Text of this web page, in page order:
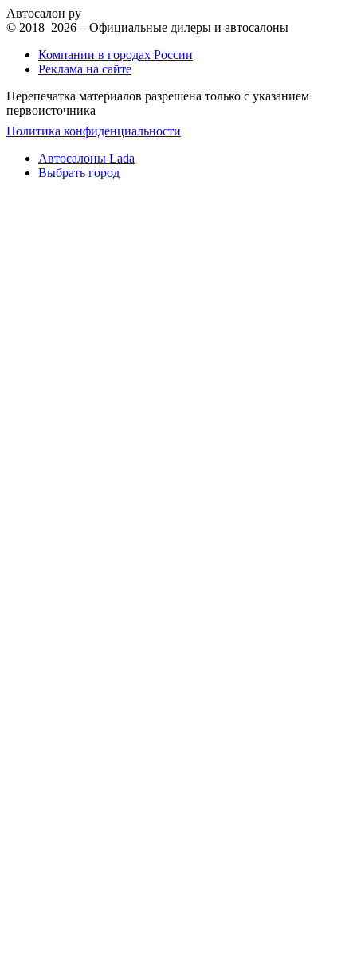
Автосалон ру
© 2018–2026 – Официальные дилеры и автосалоны
Компании в городах России
Реклама на сайте
Перепечатка материалов разрешена только с указанием
первоисточника
Политика конфиденциальности
Автосалоны Lada
Выбрать город